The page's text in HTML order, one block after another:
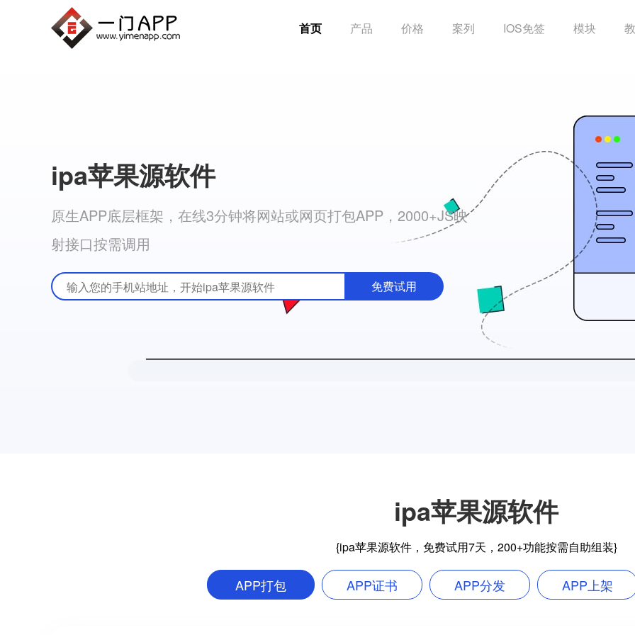
首页 产品 价格 案列 IOS免签 模块
ipa苹果源软件
原生APP底层框架，在线3分钟将网站或网页打包APP，2000+JS映
射接口按需调用
免费试用
ipa苹果源软件
{ipa苹果源软件，免费试用7天，200+功能按需自助组装}
APP打包 APP证书 APP分发 APP上架